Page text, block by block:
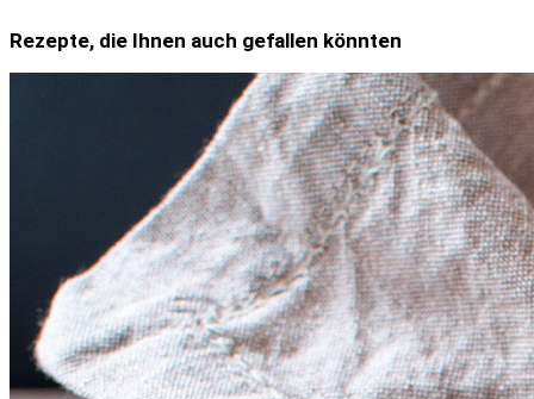
Rezepte, die Ihnen auch gefallen könnten